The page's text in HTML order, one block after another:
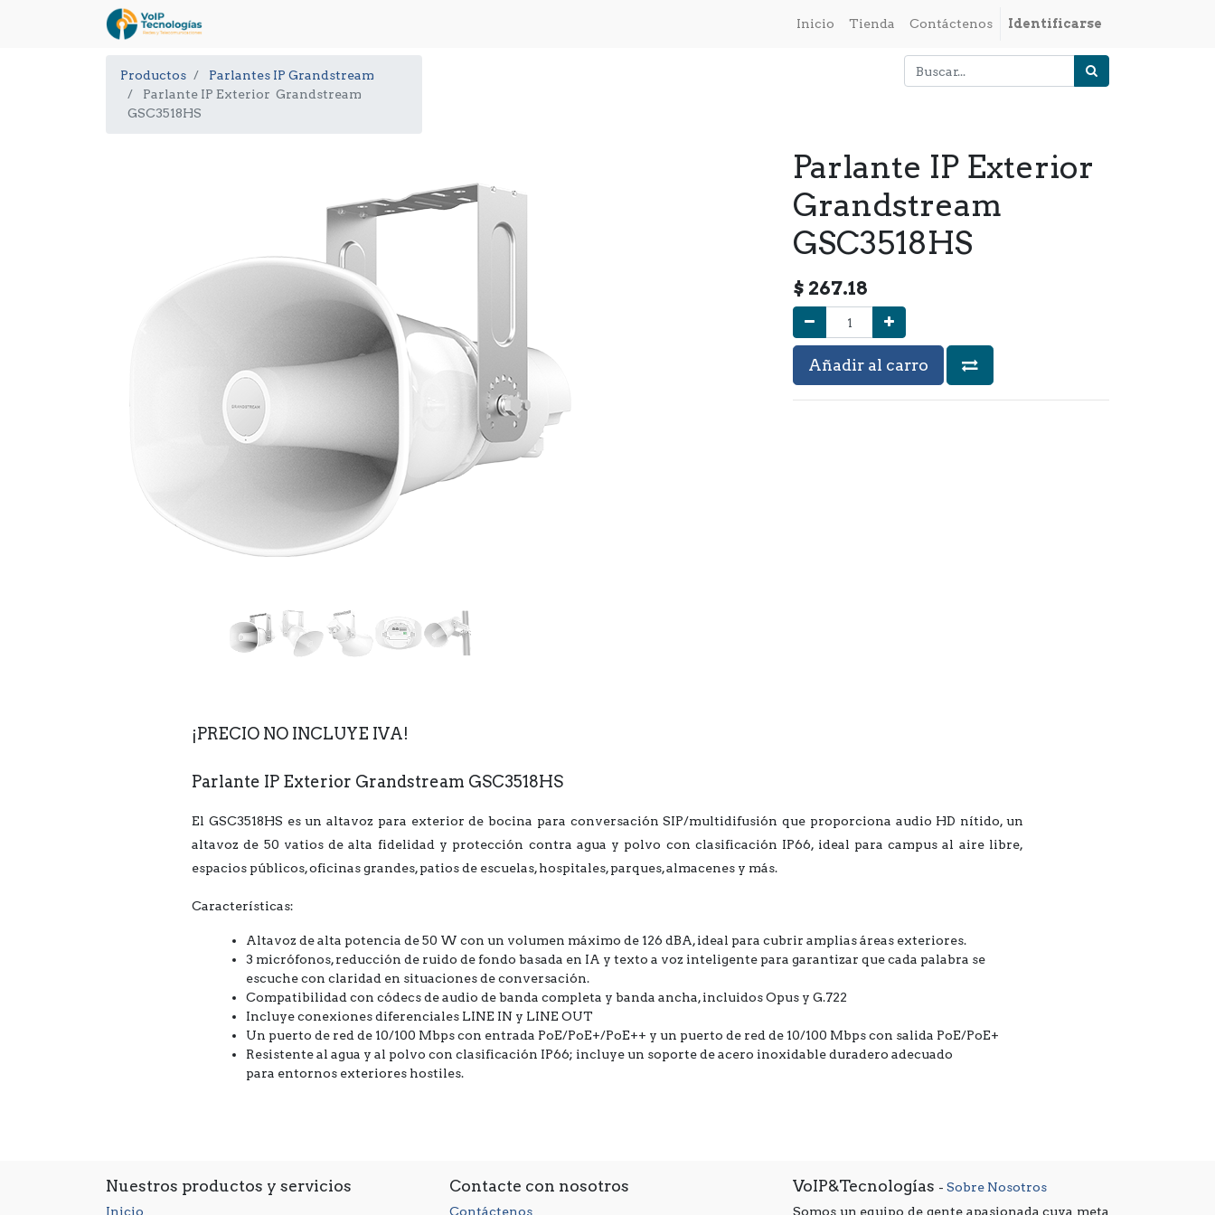
Inicio Tienda Contáctenos Identificarse
Productos
Parlantes IP Grandstream
Parlante IP Exterior Grandstream
GSC3518HS
Parlante IP Exterior
Grandstream
GSC3518HS
$ 267.18
Añadir al carro
¡PRECIO NO INCLUYE IVA!
Parlante IP Exterior Grandstream GSC3518HS
El GSC3518HS es un altavoz para exterior de bocina para conversación SIP/multidifusión que proporciona audio HD nítido, un
altavoz de 50 vatios de alta fidelidad y protección contra agua y polvo con clasificación IP66, ideal para campus al aire libre,
espacios públicos, oficinas grandes, patios de escuelas, hospitales, parques, almacenes y más.
Características:
Altavoz de alta potencia de 50 W con un volumen máximo de 126 dBA, ideal para cubrir amplias áreas exteriores.
3 micrófonos, reducción de ruido de fondo basada en IA y texto a voz inteligente para garantizar que cada palabra se
escuche con claridad en situaciones de conversación.
Compatibilidad con códecs de audio de banda completa y banda ancha, incluidos Opus y G.722
Incluye conexiones diferenciales LINE IN y LINE OUT
Un puerto de red de 10/100 Mbps con entrada PoE/PoE+/PoE++ y un puerto de red de 10/100 Mbps con salida PoE/PoE+
Resistente al agua y al polvo con clasificación IP66; incluye un soporte de acero inoxidable duradero adecuado
para entornos exteriores hostiles.
Nuestros productos y servicios
Inicio
Contacte con nosotros
Contáctenos
VoIP&Tecnologías - Sobre Nosotros
Somos un equipo de gente apasionada cuya meta